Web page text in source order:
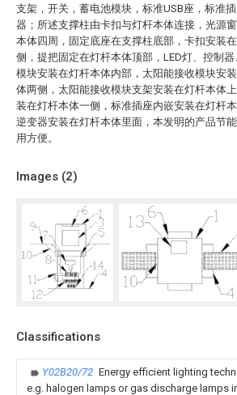
支架，开关，蓄电池模块，标准USB座，标准
器；所述支撑柱由卡扣与灯杆本体连接，光源
本体四周，固定底座在支撑柱底部，卡扣安装
侧，提把固定在灯杆本体顶部，LED灯、控制
模块安装在灯杆本体内部，太阳能接收模块安
体两侧，太阳能接收模块支架安装在灯杆本体
装在灯杆本体一侧，标准插座内嵌安装在灯杆本
逆变器安装在灯杆本体里面，本发明的产品节
用方便。
Images (2)
Classifications
Y02B20/72 Energy efficient lighting
e.g. halogen lamps or gas discharge lamps